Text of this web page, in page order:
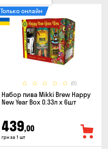
(0)
Только онлайн
Набор пива Mikki Brew Happy
New Year Box 0.33л x 6шт
439,00
грн за 1 шт